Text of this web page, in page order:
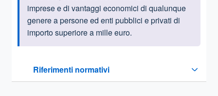
imprese e di vantaggi economici di qualunque
genere a persone ed enti pubblici e privati di
importo superiore a mille euro.
Riferimenti normativi
Sezione compressa